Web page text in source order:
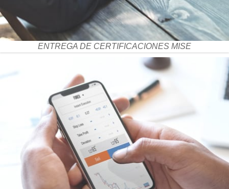
ENTREGA DE CERTIFICACIONES MISE